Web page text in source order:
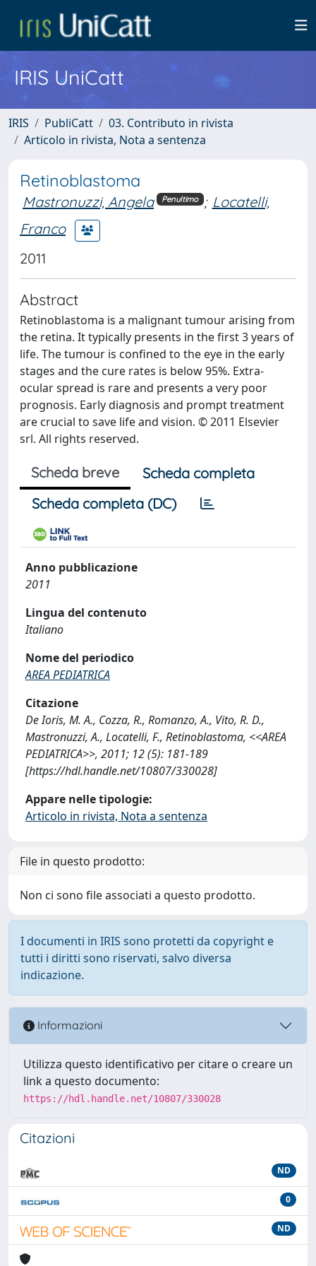
IRIS UniCatt
IRIS PubliCatt
03. Contributo in rivista
Articolo in rivista, Nota a sentenza
Retinoblastoma
Mastronuzzi, Angela Penultimo ; Locatelli,
Franco
2011
Abstract
Retinoblastoma is a malignant tumour arising from
the retina. It typically presents in the first 3 years of
life. The tumour is confined to the eye in the early
stages and the cure rates is below 95%. Extra-
ocular spread is rare and presents a very poor
prognosis. Early diagnosis and prompt treatment
are crucial to save life and vision. © 2011 Elsevier
srl. All rights reserved.
Scheda breve
Scheda completa
Scheda completa (DC)
Anno pubblicazione
2011
Lingua del contenuto
Italiano
Nome del periodico
AREA PEDIATRICA
Citazione
De Ioris, M. A., Cozza, R., Romanzo, A., Vito, R. D.,
Mastronuzzi, A., Locatelli, F., Retinoblastoma, <<AREA
PEDIATRICA>>, 2011; 12 (5): 181-189
[https://hdl.handle.net/10807/330028]
Appare nelle tipologie:
Articolo in rivista, Nota a sentenza
File in questo prodotto:
Non ci sono file associati a questo prodotto.
I documenti in IRIS sono protetti da copyright e
tutti i diritti sono riservati, salvo diversa
indicazione.
Informazioni
Utilizza questo identificativo per citare o creare un
link a questo documento:
https://hdl.handle.net/10807/330028
Citazioni
ND
0
ND